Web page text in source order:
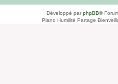
Développé parphpBB®
Piano Humilité Partage